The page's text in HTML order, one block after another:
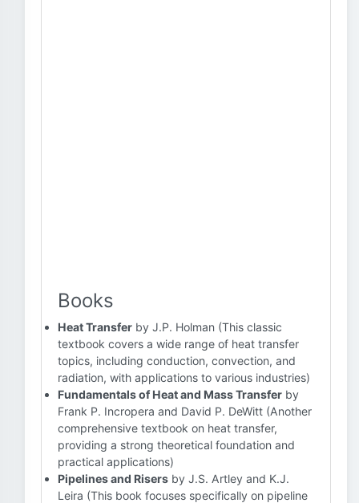
Books
Heat Transfer by J.P. Holman (This classic
textbook covers a wide range of heat transfer
topics, including conduction, convection, and
radiation, with applications to various industries)
Fundamentals of Heat and Mass Transfer by
Frank P. Incropera and David P. DeWitt (Another
comprehensive textbook on heat transfer,
providing a strong theoretical foundation and
practical applications)
Pipelines and Risers by J.S. Artley and K.J.
Leira (This book focuses specifically on pipeline